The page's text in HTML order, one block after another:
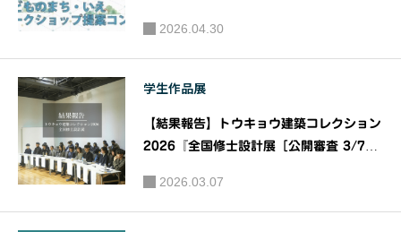
子ども教育事業部会
2026.04.30
学生作品展
【結果報告】トウキョウ建築コレクション
2026『全国修士設計展［公開審査 3/7
｜トウキョウ建築コレクション2026実行
委員会
2026.03.07